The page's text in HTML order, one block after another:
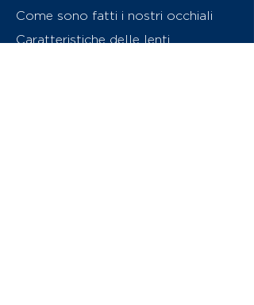
Come sono fatti i nostri occhiali
Caratteristiche delle lenti